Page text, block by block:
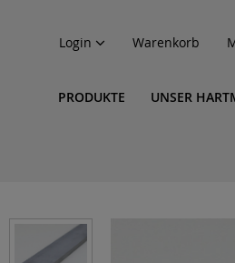
Login Warenkorb
PRODUKTE UNSER